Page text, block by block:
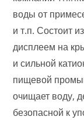
воды от
и т.п. Состоит
дисплеем на
и сильной
пищевой
очищает воду,
безопасной к